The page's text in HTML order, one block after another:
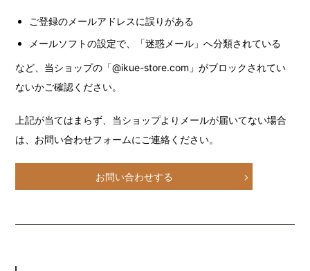
ご登録のメールアドレスに誤りがある
メールソフトの設定で、「迷惑メール」へ分類されている
など、当ショップの「@ikue-store.com」がブロックされてい
ないかご確認ください。
上記が当てはまらず、当ショップよりメールが届いてない場合
は、お問い合わせフォームにご連絡ください。
お問い合わせする